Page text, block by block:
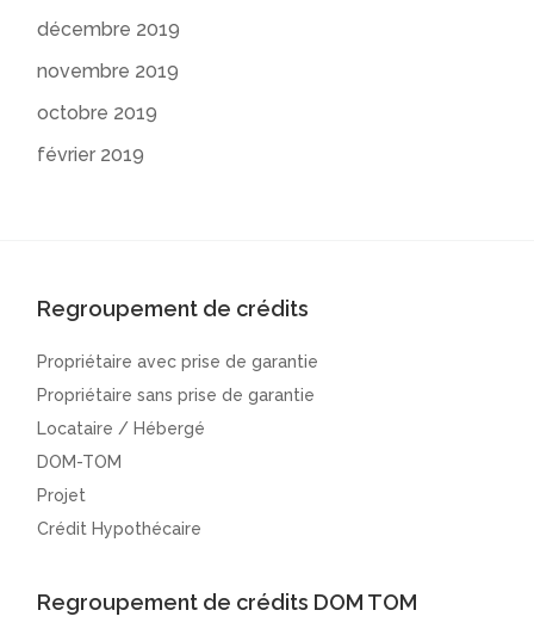
décembre 2019
novembre 2019
octobre 2019
février 2019
Regroupement de crédits
Propriétaire avec prise de garantie
Propriétaire sans prise de garantie
Locataire / Hébergé
DOM-TOM
Projet
Crédit Hypothécaire
Regroupement de crédits DOM TOM